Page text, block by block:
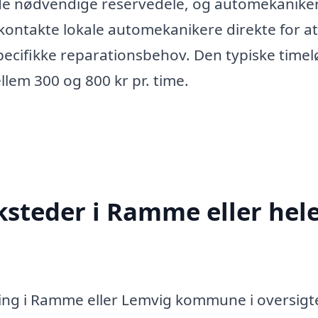
lokale automekanikere direkte for
reparationsbehov. Den typiske
300 og 800 kr pr. time.
i Ramme eller
i Ramme eller Lemvig kommune i